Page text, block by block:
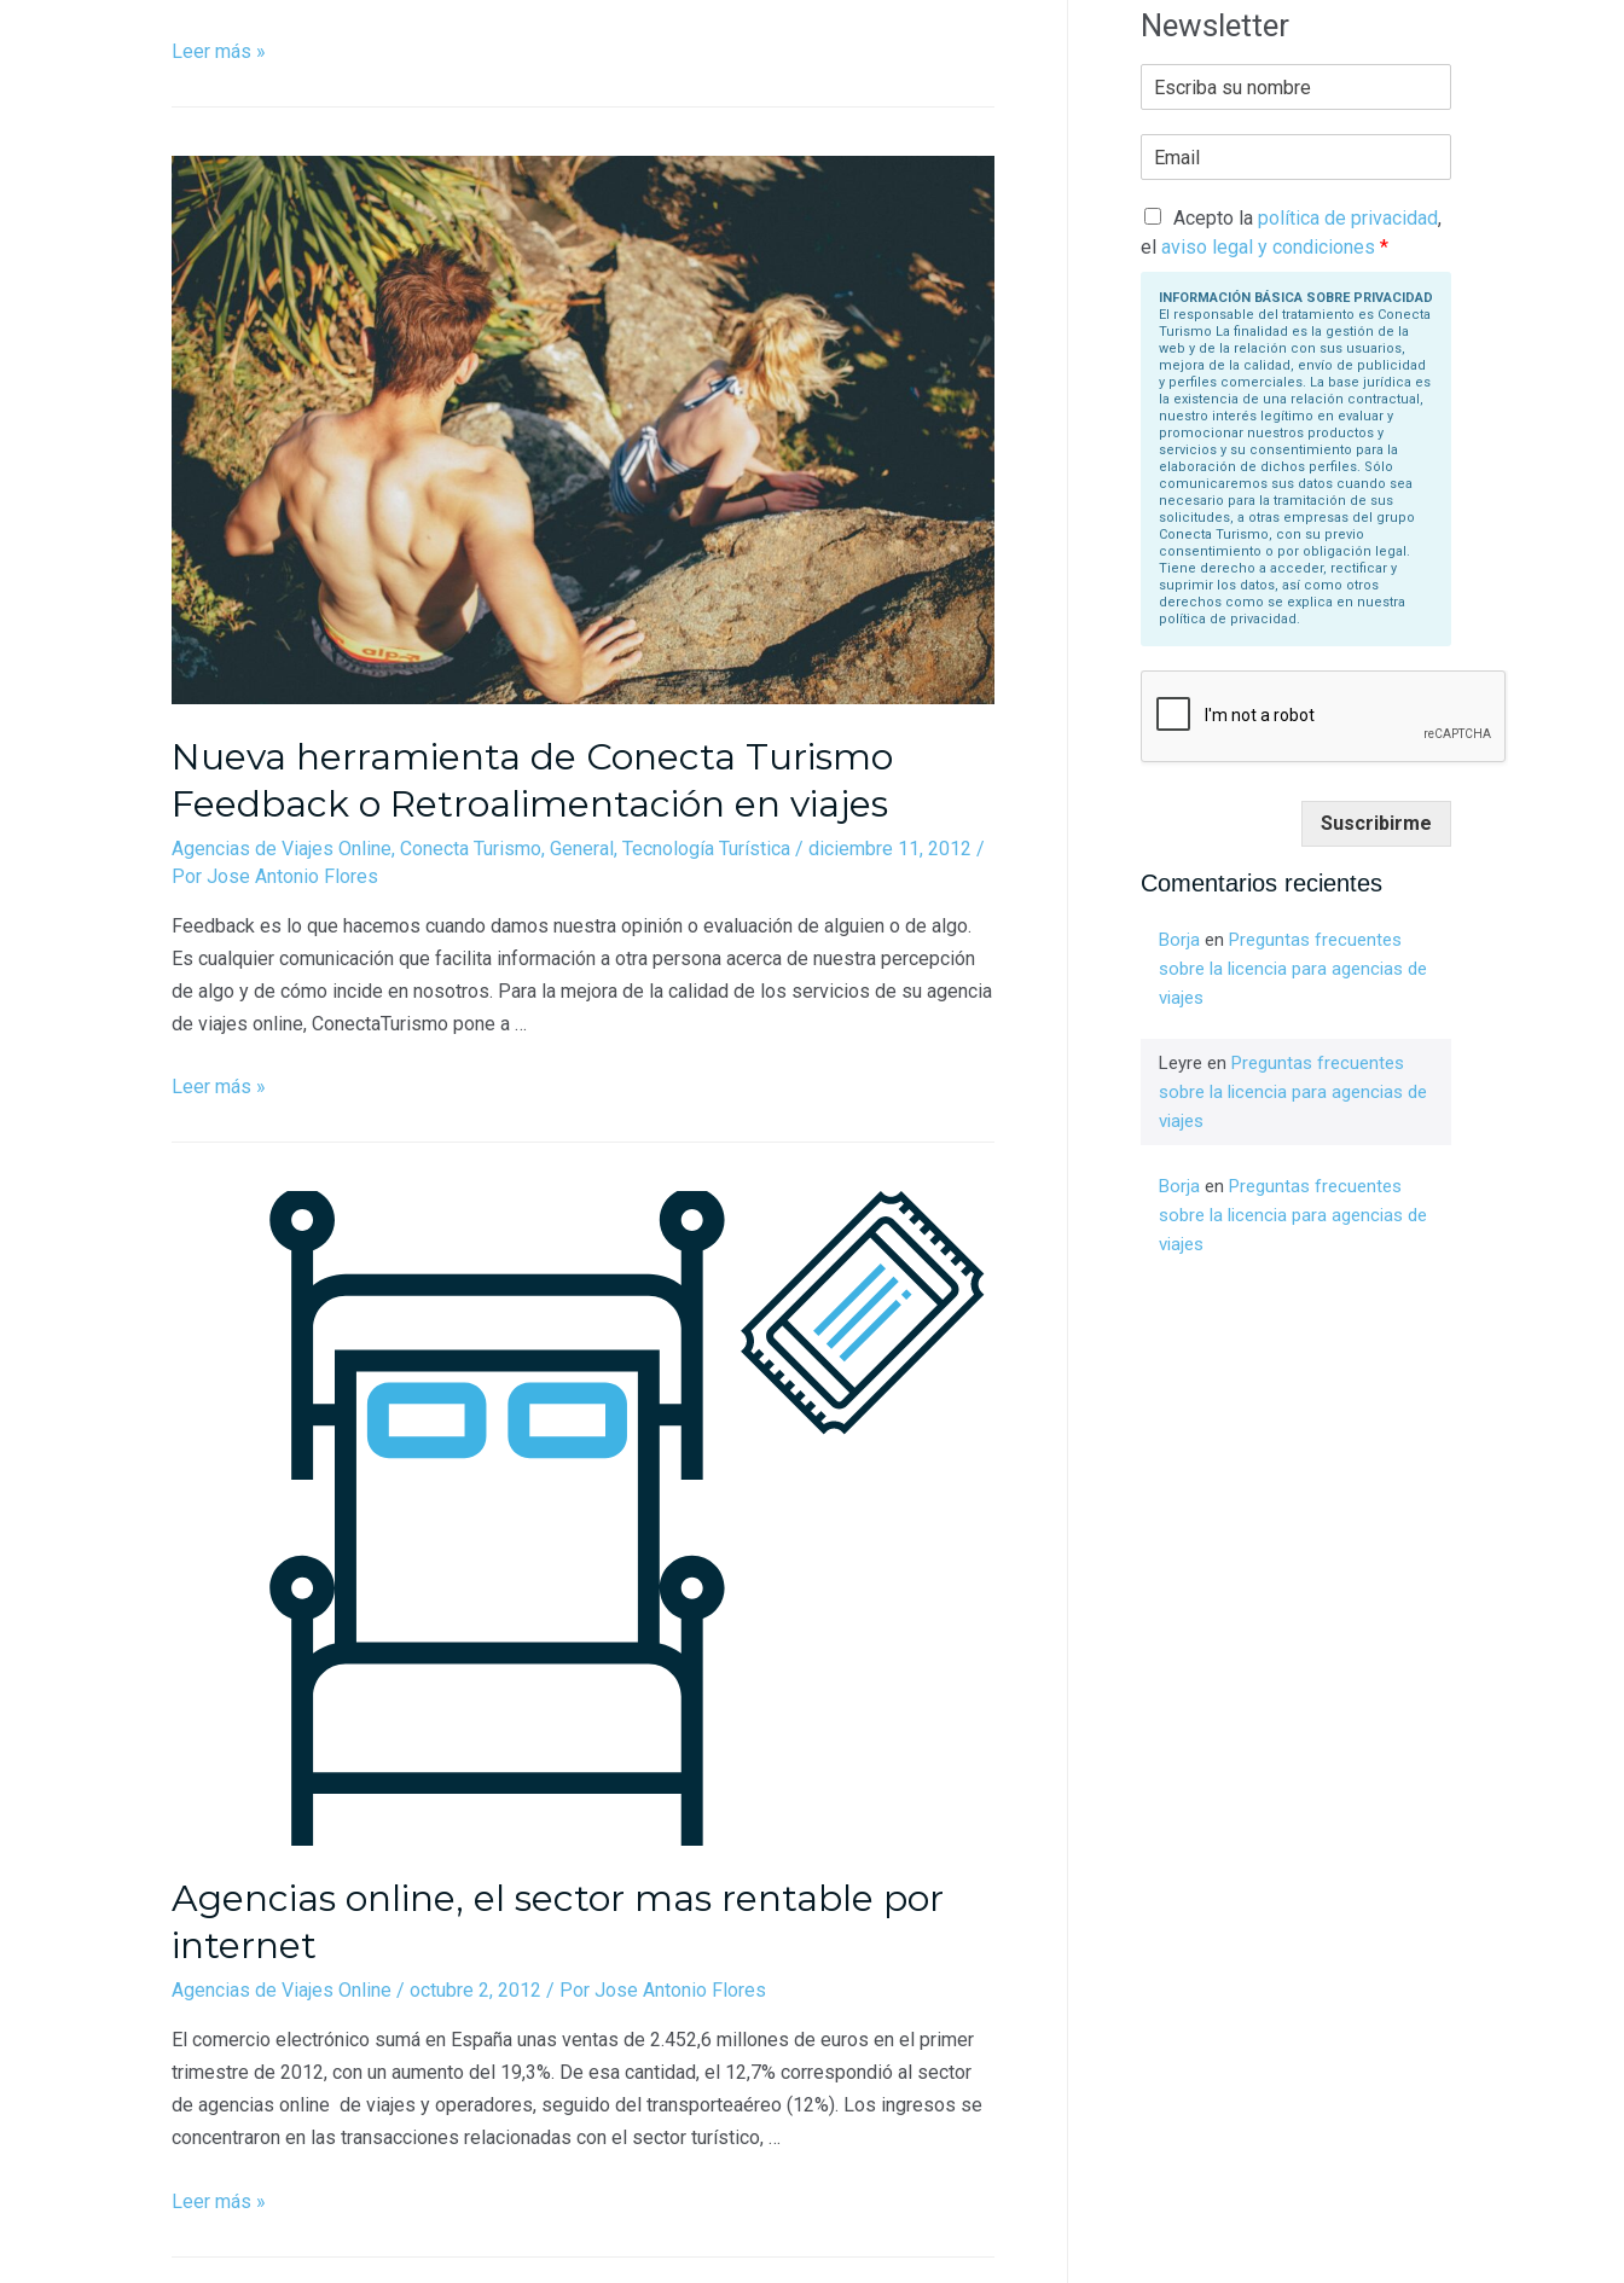
Leer más »
Nueva herramienta de Conecta Turismo
Feedback o Retroalimentación en viajes
Agencias de Viajes Online, Conecta Turismo, General, Tecnología Turística / diciembre 11, 2012 /
Por Jose Antonio Flores
Feedback es lo que hacemos cuando damos nuestra opinión o evaluación de alguien o de algo.
Es cualquier comunicación que facilita información a otra persona acerca de nuestra percepción
de algo y de cómo incide en nosotros. Para la mejora de la calidad de los servicios de su agencia
de viajes online, ConectaTurismo pone a …
Leer más »
Agencias online, el sector mas rentable por
internet
Agencias de Viajes Online / octubre 2, 2012 / Por Jose Antonio Flores
El comercio electrónico sumá en España unas ventas de 2.452,6 millones de euros en el primer
trimestre de 2012, con un aumento del 19,3%. De esa cantidad, el 12,7% correspondió al sector
de agencias online de viajes y operadores, seguido del transporteaéreo (12%). Los ingresos se
concentraron en las transacciones relacionadas con el sector turístico, …
Leer más »
Newsletter
c
a
u
o
m
a
Acepto la política de privacidad,
el aviso legal y condiciones *
INFORMACIÓN BÁSICA SOBRE PRIVACIDAD
El responsable del tratamiento es Conecta
Turismo La finalidad es la gestión de la
web y de la relación con sus usuarios,
mejora de la calidad, envío de publicidad
y perfiles comerciales. La base jurídica es
la existencia de una relación contractual,
nuestro interés legítimo en evaluar y
promocionar nuestros productos y
servicios y su consentimiento para la
elaboración de dichos perfiles. Sólo
comunicaremos sus datos cuando sea
necesario para la tramitación de sus
solicitudes, a otras empresas del grupo
Conecta Turismo, con su previo
consentimiento o por obligación legal.
Tiene derecho a acceder, rectificar y
suprimir los datos, así como otros
derechos como se explica en nuestra
política de privacidad.
Suscribirme
Comentarios recientes
Borja en Preguntas frecuentes
sobre la licencia para agencias de
viajes
Leyre en Preguntas frecuentes
sobre la licencia para agencias de
viajes
Borja en Preguntas frecuentes
sobre la licencia para agencias de
viajes